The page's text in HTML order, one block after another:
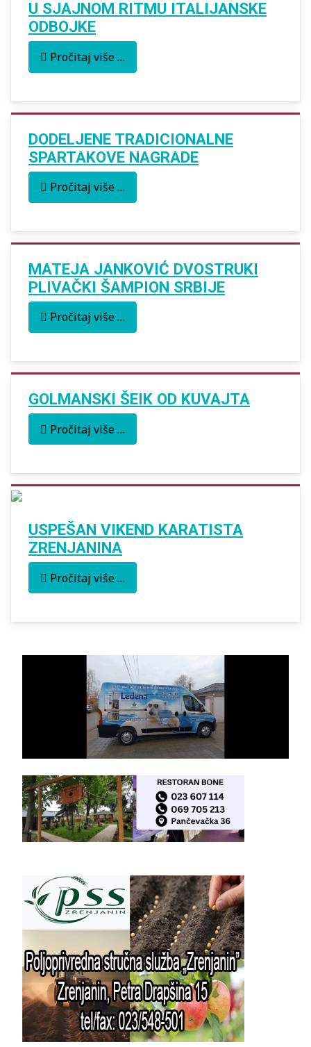
U SJAJNOM RITMU ITALIJANSKE
ODBOJKE
Pročitaj više …
DODELJENE TRADICIONALNE
SPARTAKOVE NAGRADE
Pročitaj više …
MATEJA JANKOVIĆ DVOSTRUKI
PLIVAČKI ŠAMPION SRBIJE
Pročitaj više …
GOLMANSKI ŠEIK OD KUVAJTA
Pročitaj više …
USPEŠAN VIKEND KARATISTA
ZRENJANINA
Pročitaj više …